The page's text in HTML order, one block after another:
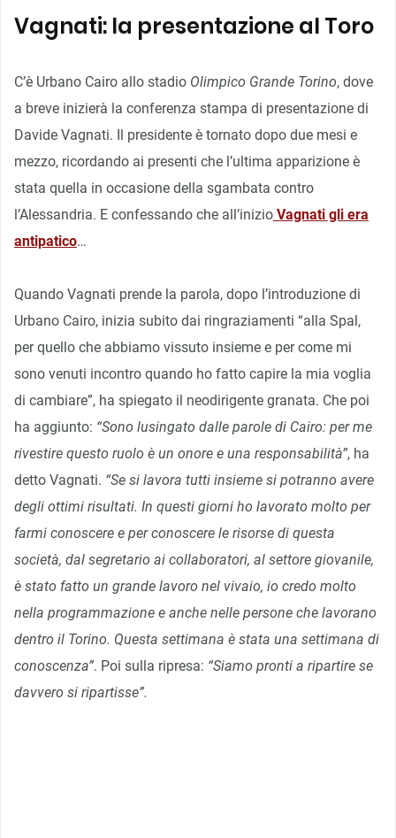
Vagnati: la presentazione al Toro
C’è Urbano Cairo allo stadio Olimpico Grande Torino, dove
a breve inizierà la conferenza stampa di presentazione di
Davide Vagnati. Il presidente è tornato dopo due mesi e
mezzo, ricordando ai presenti che l’ultima apparizione è
stata quella in occasione della sgambata contro
l’Alessandria. E confessando che all’inizio Vagnati gli era
antipatico…
Quando Vagnati prende la parola, dopo l’introduzione di
Urbano Cairo, inizia subito dai ringraziamenti “alla Spal,
per quello che abbiamo vissuto insieme e per come mi
sono venuti incontro quando ho fatto capire la mia voglia
di cambiare”, ha spiegato il neodirigente granata. Che poi
ha aggiunto: “Sono lusingato dalle parole di Cairo: per me
rivestire questo ruolo è un onore e una responsabilità”, ha
detto Vagnati. “Se si lavora tutti insieme si potranno avere
degli ottimi risultati. In questi giorni ho lavorato molto per
farmi conoscere e per conoscere le risorse di questa
società, dal segretario ai collaboratori, al settore giovanile,
è stato fatto un grande lavoro nel vivaio, io credo molto
nella programmazione e anche nelle persone che lavorano
dentro il Torino. Questa settimana è stata una settimana di
conoscenza”. Poi sulla ripresa: “Siamo pronti a ripartire se
davvero si ripartisse”.